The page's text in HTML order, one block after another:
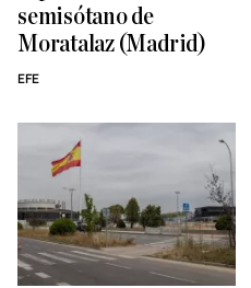
semisótano de
Moratalaz (Madrid)
EFE